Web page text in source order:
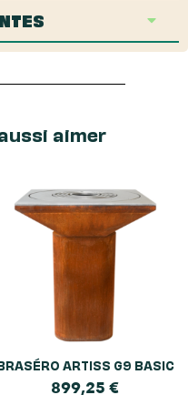
aimer
ARTISS G9 BASIC
899,25€